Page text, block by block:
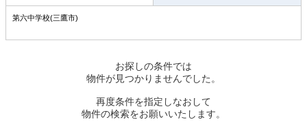
第六中学校(三鷹市)
お探しの条件では
物件が見つかりませんでした。
再度条件を指定しなおして
物件の検索をお願いいたします。